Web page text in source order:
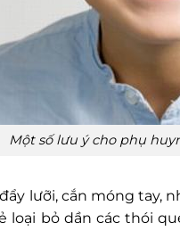
Một số lưu ý cho phụ
lưỡi, cắn móng tay,
loại bỏ dần các thói